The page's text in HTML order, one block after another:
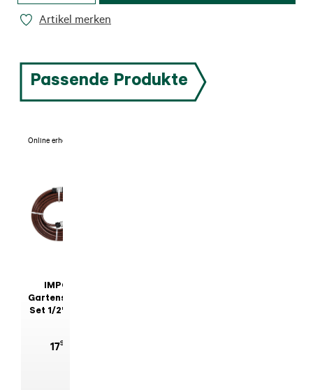
Artikel merken
Passende Produkte
Online erhältlich
IMPOS
Gartenschlauch-
Set 1/2" 20 m
1799